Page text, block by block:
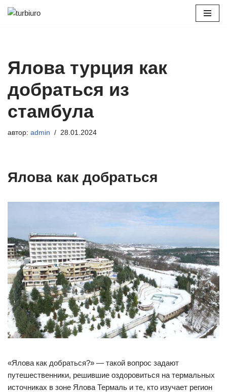
Ялова турция как
добраться из
стамбула
автор: admin 28.01.2024
Ялова как добраться
«Ялова как добраться?» — такой вопрос задают
путешественники, решившие оздоровиться на термальных
источниках в зоне Ялова Термаль и те, кто изучает регион